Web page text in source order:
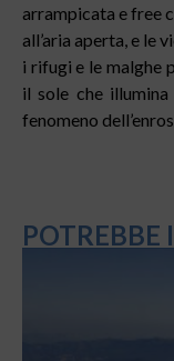
arrampicata e free
all’aria aperta, e le
i rifugi e le malghe
il sole che
fenomeno
POTREBBE